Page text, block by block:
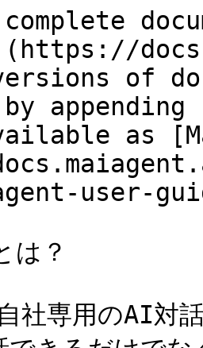
of
as
user-
は？
社専用のAI対